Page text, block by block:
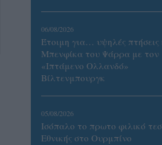
06/08/2026
Έτοιμη για… υψηλές πτήσεις
Μπενφίκα του Ψάρρα με τον
«Ιπτάμενο Ολλανδό»
Βίλτενμπουργκ
05/08/2026
Ισόπαλο το πρωτο φιλικό
Εθνικής στο Ουρμπίνο